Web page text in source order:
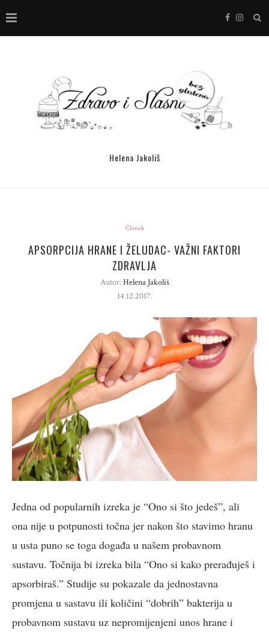
Helena Jakoliš
Članak
APSORPCIJA HRANE I ŽELUDAC- VAŽNI FAKTORI
ZDRAVLJA
Autor:Helena Jakoliš
14.12.2017.
Jedna od popularnih izreka je “Ono si što jedeš”, ali
ona nije u potpunosti točna jer nakon što stavimo hranu
u usta puno se toga događa u našem probavnom
sustavu. Točnija bi izreka bila “Ono si kako prerađuješ i
apsorbiraš.” Studije su pokazale da jednostavna
promjena u sastavu ili količini “dobrih” bakterija u
probavnom sustavu uz nepromijenjeni unos hrane i